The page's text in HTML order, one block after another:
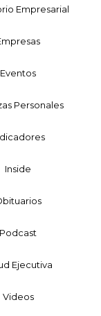
Empresarial
Eventos
Personales
Inside
Podcast
Ejecutiva
Videos